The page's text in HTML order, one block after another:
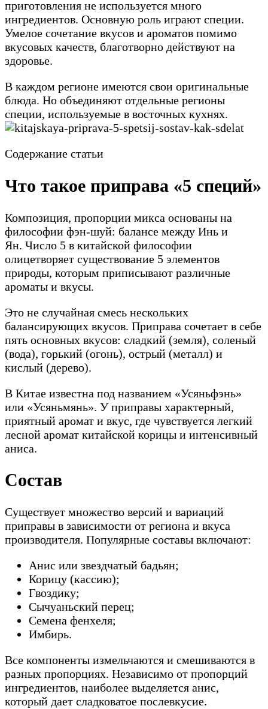
приготовления не используется много
ингредиентов. Основную роль играют специи.
Умелое сочетание вкусов и ароматов помимо
вкусовых качеств, благотворно действуют на
здоровье.
В каждом регионе имеются свои оригинальные
блюда. Но объединяют отдельные регионы
специи, используемые в восточных кухнях.
Содержание статьи
Что такое приправа «5 специй»
Композиция, пропорции микса основаны на
философии фэн-шуй: балансе между Инь и
Ян. Число 5 в китайской философии
олицетворяет существование 5 элементов
природы, которым приписывают различные
ароматы и вкусы.
Это не случайная смесь нескольких
балансирующих вкусов. Приправа сочетает в себе
пять основных вкусов: сладкий (земля), соленый
(вода), горький (огонь), острый (металл) и
кислый (дерево).
В Китае известна под названием «Усяньфэнь»
или «Усяньмянь». У приправы характерный,
приятный аромат и вкус, где чувствуется легкий
лесной аромат китайской корицы и интенсивный
аниса.
Состав
Существует множество версий и вариаций
приправы в зависимости от региона и вкуса
производителя. Популярные составы включают:
Анис или звездчатый бадьян;
Корицу (кассию);
Гвоздику;
Сычуаньский перец;
Семена фенхеля;
Имбирь.
Все компоненты измельчаются и смешиваются в
разных пропорциях. Независимо от пропорций
ингредиентов, наиболее выделяется анис,
который дает сладковатое послевкусие.